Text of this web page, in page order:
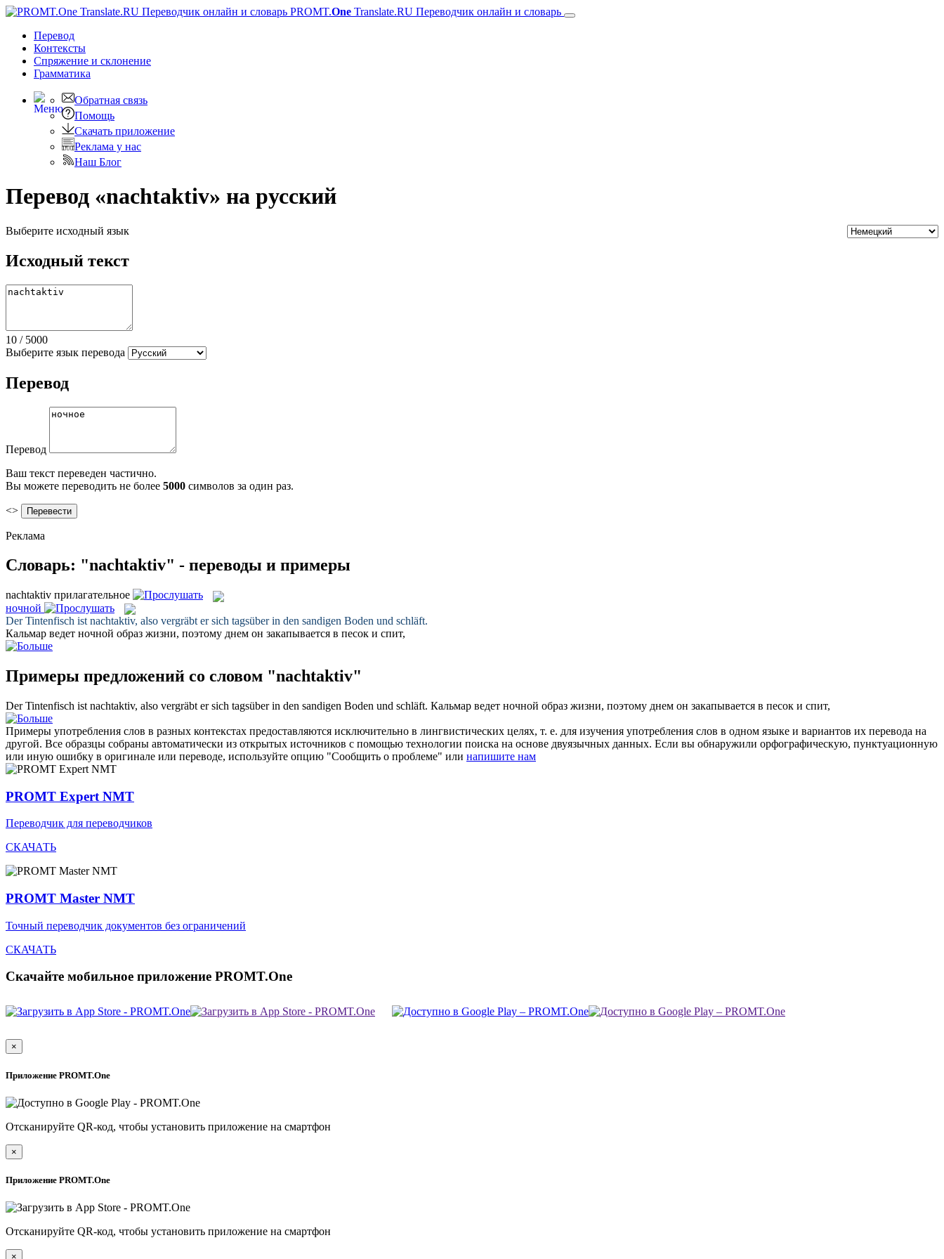
PROMT.One Translate.RU Переводчик онлайн и словарь
Перевод
Контексты
Спряжение и склонение
Грамматика
Обратная связь
Помощь
Скачать приложение
Реклама у нас
Наш Блог
Перевод «nachtaktiv» на русский
Выберите исходный язык
Исходный текст
10 / 5000
Выберите язык перевода
Перевод
Перевод
Ваш текст переведен частично.
Вы можете переводить не более 5000 символов за один раз.
<>
Реклама
Словарь: "nachtaktiv" - переводы и примеры
nachtaktiv прилагательное
ночной
Der Tintenfisch ist nachtaktiv, also vergräbt er sich tagsüber in den sandigen Boden und schläft.
Кальмар ведет ночной образ жизни, поэтому днем он закапывается в песок и спит,
Примеры предложений со словом "nachtaktiv"
Der Tintenfisch ist nachtaktiv, also vergräbt er sich tagsüber in den sandigen Boden und schläft. Кальмар ведет ночной образ жизни, поэтому днем он закапывается в песок и спит,
Примеры употребления слов в разных контекстах предоставляются исключительно в лингвистических целях, т. е. для изучения употребления слов в одном языке и вариантов их перевода на
другой. Все образцы собраны автоматически из открытых источников с помощью технологии поиска на основе двуязычных данных. Если вы обнаружили орфографическую, пунктуационную
или иную ошибку в оригинале или переводе, используйте опцию "Сообщить о проблеме" или напишите нам
PROMT Expert NMT
Переводчик для переводчиков
СКАЧАТЬ
PROMT Master NMT
Точный переводчик документов без ограничений
СКАЧАТЬ
Скачайте мобильное приложение PROMT.One
×
Приложение PROMT.One
Отсканируйте QR-код, чтобы установить приложение на смартфон
×
Приложение PROMT.One
Отсканируйте QR-код, чтобы установить приложение на смартфон
×